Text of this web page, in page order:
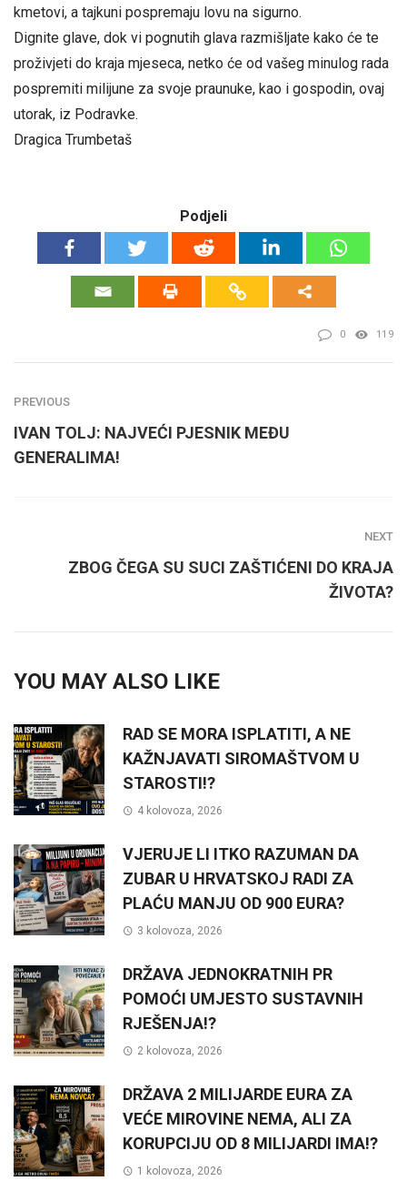
kmetovi, a tajkuni pospremaju lovu na sigurno.
Dignite glave, dok vi pognutih glava razmišljate kako će te
proživjeti do kraja mjeseca, netko će od vašeg minulog rada
pospremiti milijune za svoje praunuke, kao i gospodin, ovaj
utorak, iz Podravke.
Dragica Trumbetaš
Podjeli
0 119
PREVIOUS
IVAN TOLJ: NAJVEĆI PJESNIK MEĐU
GENERALIMA!
NEXT
ZBOG ČEGA SU SUCI ZAŠTIĆENI DO KRAJA
ŽIVOTA?
YOU MAY ALSO LIKE
RAD SE MORA ISPLATITI, A NE
KAŽNJAVATI SIROMAŠTVOM U
STAROSTI!?
4 kolovoza, 2026
VJERUJE LI ITKO RAZUMAN DA
ZUBAR U HRVATSKOJ RADI ZA
PLAĆU MANJU OD 900 EURA?
3 kolovoza, 2026
DRŽAVA JEDNOKRATNIH PR
POMOĆI UMJESTO SUSTAVNIH
RJEŠENJA!?
2 kolovoza, 2026
DRŽAVA 2 MILIJARDE EURA ZA
VEĆE MIROVINE NEMA, ALI ZA
KORUPCIJU OD 8 MILIJARDI IMA!?
1 kolovoza, 2026